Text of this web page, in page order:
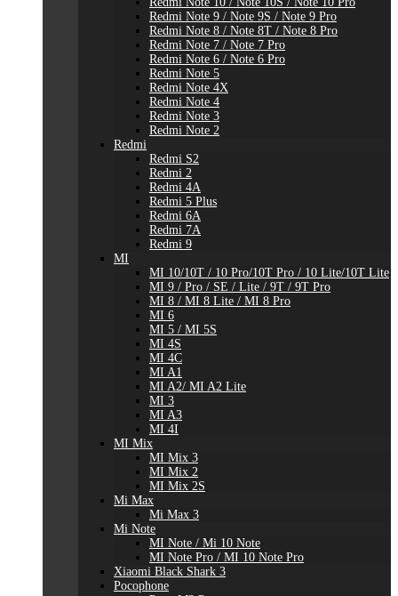
Redmi Note 9 / Note 9S / Note 9 Pro
Redmi Note 8 / Note 8T / Note 8 Pro
Redmi Note 7 / Note 7 Pro
Redmi Note 6 / Note 6 Pro
Redmi Note 5
Redmi Note 4X
Redmi Note 4
Redmi Note 3
Redmi Note 2
Redmi
Redmi S2
Redmi 2
Redmi 4A
Redmi 5 Plus
Redmi 6A
Redmi 7A
Redmi 9
MI
MI 10/10T / 10 Pro/10T Pro / 10 Lite/10T Lite
MI 9 / Pro / SE / Lite / 9T / 9T Pro
MI 8 / MI 8 Lite / MI 8 Pro
MI 6
MI 5 / MI 5S
MI 4S
MI 4C
MI A1
MI A2/ MI A2 Lite
MI 3
MI A3
MI 4I
MI Mix
MI Mix 3
MI Mix 2
MI Mix 2S
Mi Max
Mi Max 3
Mi Note
MI Note / Mi 10 Note
MI Note Pro / MI 10 Note Pro
Xiaomi Black Shark 3
Pocophone